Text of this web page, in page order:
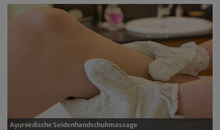
Ayurvedische Seidenhandschuhmassage